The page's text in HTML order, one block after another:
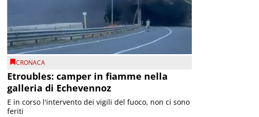
CRONACA
Etroubles: camper in fiamme nella
galleria di Echevennoz
E in corso l'intervento dei vigili del fuoco, non ci sono
feriti